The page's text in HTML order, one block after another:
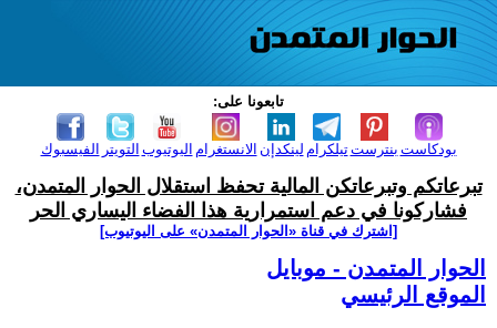
تابعونا على:
الفيسبوك التويتر اليوتيوب الانستغرام لينكدإن تيلكرامبنترست بودكاست
تبرعاتكم وتبرعاتكن المالية تحفظ استقلال الحوار المتمدن،
فشاركونا في دعم استمرارية هذا الفضاء اليساري الحر
[اشترك في قناة ‫«الحوار المتمدن» على اليوتيوب]
الحوار المتمدن - موبايل
الموقع الرئيسي